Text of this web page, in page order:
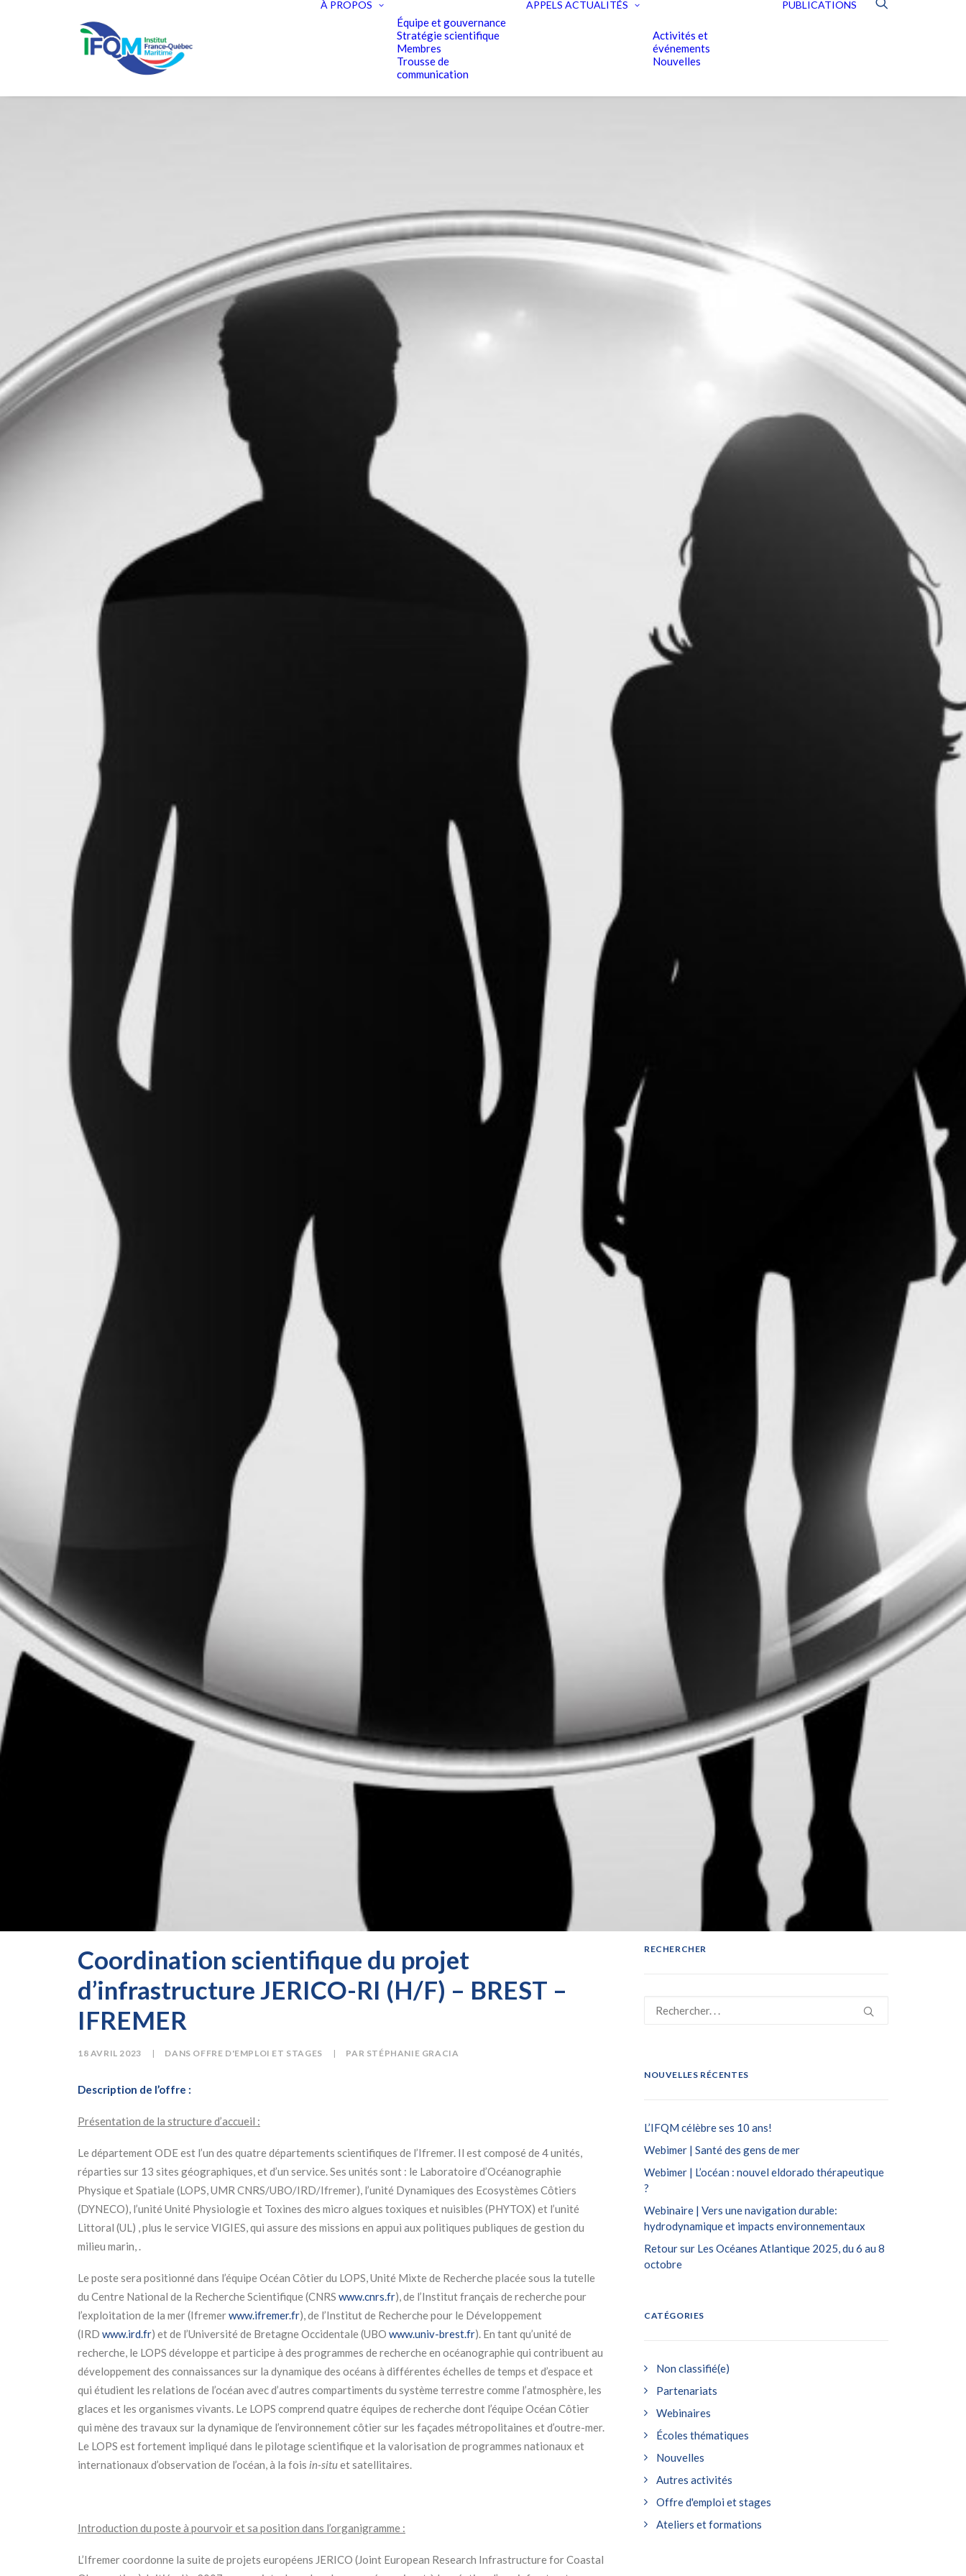
À PROPOS
Équipe et gouvernance
Stratégie scientifique
Membres
Trousse de
communication
APPELS ACTUALITÉS
Activités et
événements
Nouvelles
PUBLICATIONS
Coordination scientifique du projet
d’infrastructure JERICO-RI (H/F) – BREST –
IFREMER
18 AVRIL 2023 | DANS OFFRE D'EMPLOI ET STAGES | PAR STÉPHANIE GRACIA
Description de l’offre :
Présentation de la structure d’accueil :
Le département ODE est l’un des quatre départements scientifiques de l’Ifremer. Il est composé de 4 unités,
réparties sur 13 sites géographiques, et d’un service. Ses unités sont : le Laboratoire d’Océanographie
Physique et Spatiale (LOPS, UMR CNRS/UBO/IRD/Ifremer), l’unité Dynamiques des Ecosystèmes Côtiers
(DYNECO), l’unité Unité Physiologie et Toxines des micro algues toxiques et nuisibles (PHYTOX) et l’unité
Littoral (UL) , plus le service VIGIES, qui assure des missions en appui aux politiques publiques de gestion du
milieu marin, .
Le poste sera positionné dans l’équipe Océan Côtier du LOPS, Unité Mixte de Recherche placée sous la tutelle
du Centre National de la Recherche Scientifique (CNRS www.cnrs.fr), de l’Institut français de recherche pour
l’exploitation de la mer (Ifremerwww.ifremer.fr), de l’Institut de Recherche pour le Développement
(IRD www.ird.fr) et de l’Université de Bretagne Occidentale (UBO www.univ-brest.fr). En tant qu’unité de
recherche, le LOPS développe et participe à des programmes de recherche en océanographie qui contribuent au
développement des connaissances sur la dynamique des océans à différentes échelles de temps et d’espace et
qui étudient les relations de l’océan avec d’autres compartiments du système terrestre comme l’atmosphère, les
glaces et les organismes vivants. Le LOPS comprend quatre équipes de recherche dont l’équipe Océan Côtier
qui mène des travaux sur la dynamique de l’environnement côtier sur les façades métropolitaines et d’outre-mer.
Le LOPS est fortement impliqué dans le pilotage scientifique et la valorisation de programmes nationaux et
internationaux d’observation de l’océan, à la fois in-situet satellitaires.
Introduction du poste à pourvoir et sa position dans l’organigramme :
L’Ifremer coordonne la suite de projets européens JERICO (Joint European Research Infrastructure for Coastal
RECHERCHER
NOUVELLES RÉCENTES
L’IFQM célèbre ses 10 ans!
Webimer | Santé des gens de mer
Webimer | L’océan : nouvel eldorado thérapeutique
?
Webinaire | Vers une navigation durable:
hydrodynamique et impacts environnementaux
Retour sur Les Océanes Atlantique 2025, du 6 au 8
octobre
CATÉGORIES
Non classifié(e)
Partenariats
Webinaires
Écoles thématiques
Nouvelles
Autres activités
Offre d'emploi et stages
Ateliers et formations